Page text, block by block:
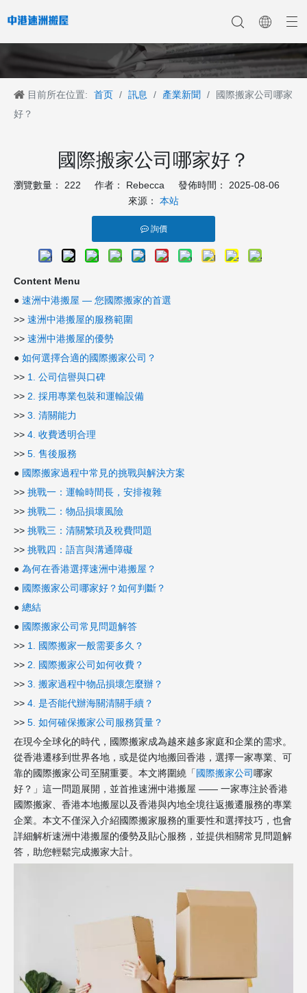
目前所在位置: 首页 / 訊息 / 產業新聞 /
國際搬家公司哪家
好？
國際搬家公司哪家好？
瀏覽數量： 222 作者： Rebecca 發佈時間： 2025-08-06
來源： 本站
詢價
Content Menu
● 速洲中港搬屋 — 您國際搬家的首選
>> 速洲中港搬屋的服務範圍
>> 速洲中港搬屋的優勢
● 如何選擇合適的國際搬家公司？
>> 1. 公司信譽與口碑
>> 2. 採用專業包裝和運輸設備
>> 3. 清關能力
>> 4. 收費透明合理
>> 5. 售後服務
● 國際搬家過程中常見的挑戰與解決方案
>> 挑戰一：運輸時間長，安排複雜
>> 挑戰二：物品損壞風險
>> 挑戰三：清關繁瑣及稅費問題
>> 挑戰四：語言與溝通障礙
● 為何在香港選擇速洲中港搬屋？
● 國際搬家公司哪家好？如何判斷？
● 總結
● 國際搬家公司常見問題解答
>> 1. 國際搬家一般需要多久？
>> 2. 國際搬家公司如何收費？
>> 3. 搬家過程中物品損壞怎麼辦？
>> 4. 是否能代辦海關清關手續？
>> 5. 如何確保搬家公司服務質量？
在現今全球化的時代，國際搬家成為越來越多家庭和企業的需求。
從香港遷移到世界各地，或是從內地搬回香港，選擇一家專業、可
靠的國際搬家公司至關重要。本文將圍繞「國際搬家公司哪家
好？」這一問題展開，並首推速洲中港搬屋 —— 一家專注於香港
國際搬家、香港本地搬屋以及香港與內地全境往返搬遷服務的專業
企業。本文不僅深入介紹國際搬家服務的重要性和選擇技巧，也會
詳細解析速洲中港搬屋的優勢及貼心服務，並提供相關常見問題解
答，助您輕鬆完成搬家大計。